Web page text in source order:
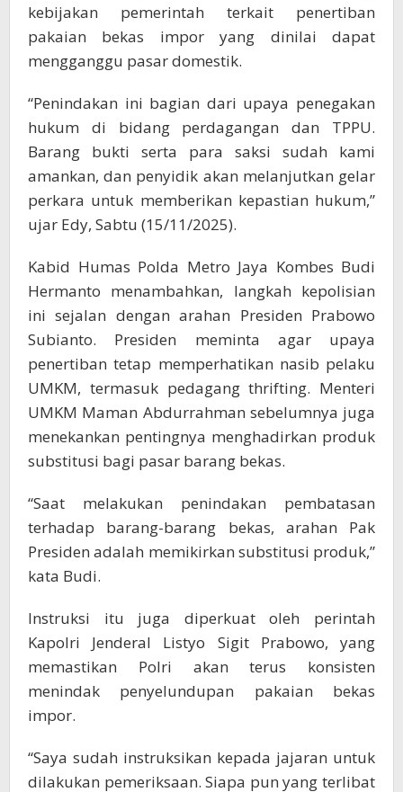
kebijakan pemerintah terkait penertiban
pakaian bekas impor yang dinilai dapat
mengganggu pasar domestik.
“Penindakan ini bagian dari upaya penegakan
hukum di bidang perdagangan dan TPPU.
Barang bukti serta para saksi sudah kami
amankan, dan penyidik akan melanjutkan gelar
perkara untuk memberikan kepastian hukum,”
ujar Edy, Sabtu (15/11/2025).
Kabid Humas Polda Metro Jaya Kombes Budi
Hermanto menambahkan, langkah kepolisian
ini sejalan dengan arahan Presiden Prabowo
Subianto. Presiden meminta agar upaya
penertiban tetap memperhatikan nasib pelaku
UMKM, termasuk pedagang thrifting. Menteri
UMKM Maman Abdurrahman sebelumnya juga
menekankan pentingnya menghadirkan produk
substitusi bagi pasar barang bekas.
“Saat melakukan penindakan pembatasan
terhadap barang-barang bekas, arahan Pak
Presiden adalah memikirkan substitusi produk,”
kata Budi.
Instruksi itu juga diperkuat oleh perintah
Kapolri Jenderal Listyo Sigit Prabowo, yang
memastikan Polri akan terus konsisten
menindak penyelundupan pakaian bekas
impor.
“Saya sudah instruksikan kepada jajaran untuk
dilakukan pemeriksaan. Siapa pun yang terlibat